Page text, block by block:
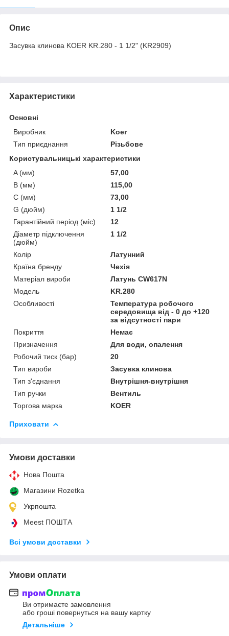
Опис
Засувка клинова KOER KR.280 - 1 1/2" (KR2909)
Характеристики
Основні
Виробник
Koer
Тип приєднання
Різьбове
Користувальницькі характеристики
A (мм)
57,00
B (мм)
115,00
C (мм)
73,00
G (дюйм)
1 1/2
Гарантійний період (міс)
12
Діаметр підключення
(дюйм)
1 1/2
Колір
Латунний
Країна бренду
Чехія
Матеріал вироби
Латунь CW617N
Мoдель
KR.280
Особливості
Температура робочого
середовища від - 0 до +120
за відсутності пари
Покриття
Немає
Призначення
Для води, опалення
Робочий тиск (бар)
20
Тип вироби
Засувка клинова
Тип з'єднання
Внутрішня-внутрішня
Тип ручки
Вентиль
Торгова марка
KOER
Приховати
Умови доставки
Нова Пошта
Магазини Rozetka
Укрпошта
Meest ПОШТА
Всі умови доставки
Умови оплати
Ви отримаєте замовлення
або гроші повернуться на вашу картку
Детальніше